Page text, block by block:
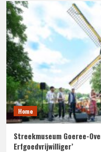
Home
Streekmuseum Goeree-
Erfgoedvrijwilliger’